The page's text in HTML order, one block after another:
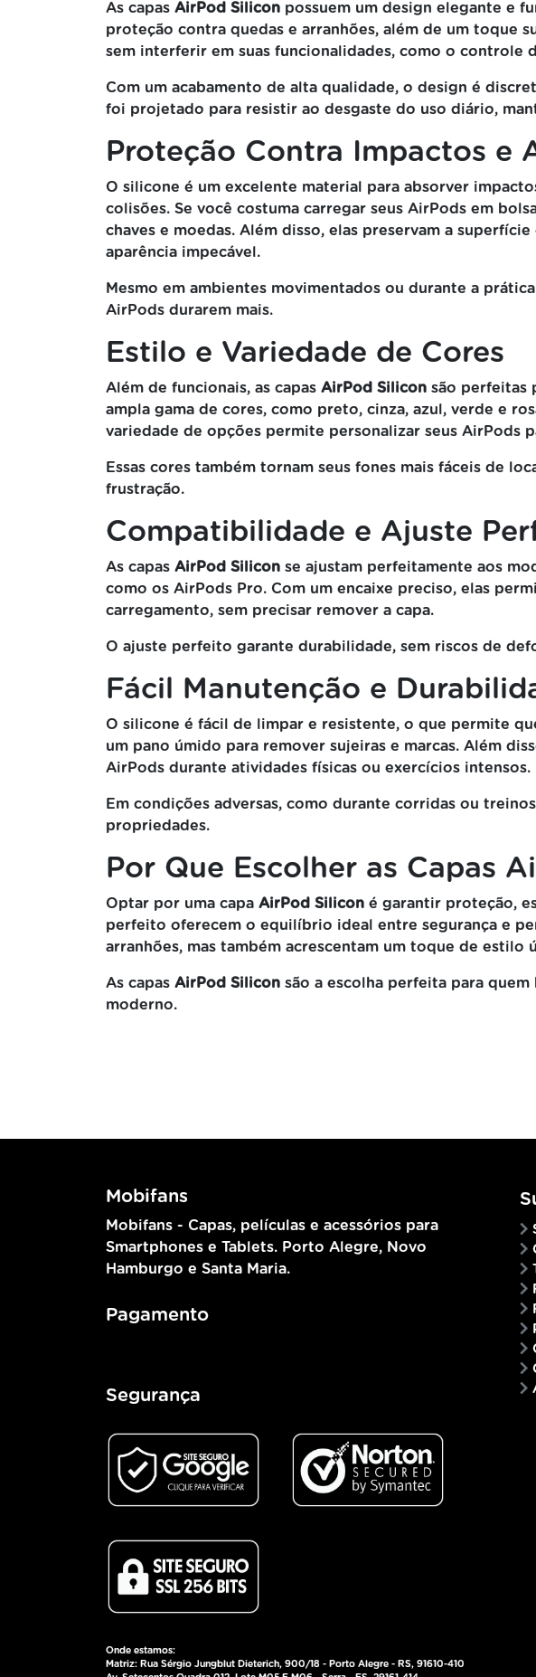
As capas AirPod Silicon possuem um design elegante e
proteção contra quedas e arranhões, além de um toque
sem interferir em suas funcionalidades, como o controle
Com um acabamento de alta qualidade, o design é
foi projetado para resistir ao desgaste do uso diário,
Proteção Contra Impactos e
O silicone é um excelente material para absorver
colisões. Se você costuma carregar seus AirPods em
chaves e moedas. Além disso, elas preservam a
aparência impecável.
Mesmo em ambientes movimentados ou durante a
AirPods durarem mais.
Estilo e Variedade de Cores
Além de funcionais, as capas AirPod Silicon são perfeitas
ampla gama de cores, como preto, cinza, azul, verde e
variedade de opções permite personalizar seus AirPods
Essas cores também tornam seus fones mais fáceis de
frustração.
Compatibilidade e Ajuste
As capas AirPod Silicon se ajustam perfeitamente aos
como os AirPods Pro. Com um encaixe preciso, elas
carregamento, sem precisar remover a capa.
O ajuste perfeito garante durabilidade, sem riscos de
Fácil Manutenção e
O silicone é fácil de limpar e resistente, o que permite
um pano úmido para remover sujeiras e marcas. Além
AirPods durante atividades físicas ou exercícios intensos.
Em condições adversas, como durante corridas ou
propriedades.
Por Que Escolher as Capas
Optar por uma capa AirPod Silicon é garantir proteção,
perfeito oferecem o equilíbrio ideal entre segurança e
arranhões, mas também acrescentam um toque de estilo
As capas AirPod Silicon são a escolha perfeita para
moderno.
Mobifans
Mobifans - Capas, películas e acessórios para
Smartphones e Tablets. Porto Alegre, Novo
Hamburgo e Santa Maria.
Pagamento
Segurança
Onde estamos:
Matriz: Rua Sérgio Jungblut Dieterich, 900/18 - Porto Alegre - RS, 91610-410